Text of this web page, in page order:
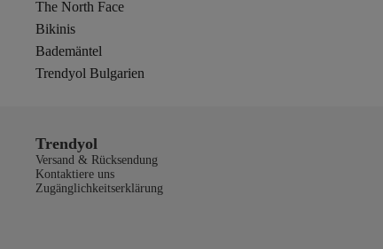
The North Face
Bikinis
Bademäntel
Trendyol Bulgarien
Trendyol
Versand & Rücksendung
Kontaktiere uns
Zugänglichkeitserklärung